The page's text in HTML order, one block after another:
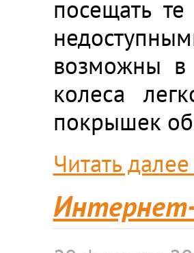
посещать
возможны в
колеса
покрышек
Читать